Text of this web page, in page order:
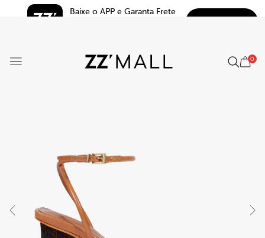
Baixe o APP e Garanta Frete
0